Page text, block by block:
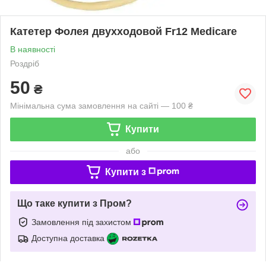
Катетер Фолея двухходовой Fr12 Medicare
В наявності
Роздріб
50 ₴
Мінімальна сума замовлення на сайті — 100 ₴
Купити
або
Купити з
Що таке купити з Пром?
Замовлення під захистом
Доступна доставка